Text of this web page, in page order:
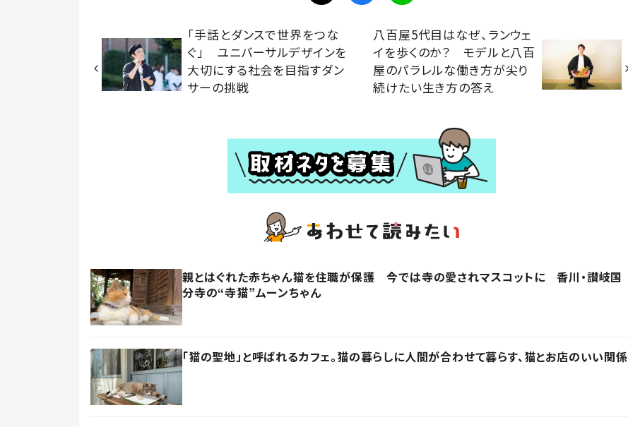
「手話とダンスで世界をつな
ぐ」 ユニバーサルデザインを
大切にする社会を目指すダン
サーの挑戦
八百屋5代目はなぜ、ランウェ
イを歩くのか？ モデルと八百
屋のパラレルな働き方が尖り
続けたい生き方の答え
親とはぐれた赤ちゃん猫を住職が保護 今では寺の愛されマスコットに 香川・讃岐国
分寺の“寺猫”ムーンちゃん
「猫の聖地」と呼ばれるカフェ。猫の暮らしに人間が合わせて暮らす、猫とお店のいい関係